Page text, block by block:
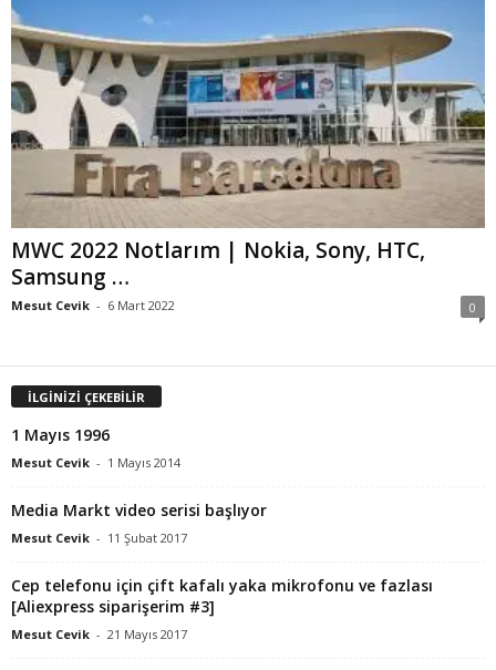
MWC 2022 Notlarım | Nokia, Sony, HTC,
Samsung …
Mesut Cevik - 6 Mart 2022 0
İLGİNİZİ ÇEKEBİLİR
1 Mayıs 1996
Mesut Cevik - 1 Mayıs 2014
Media Markt video serisi başlıyor
Mesut Cevik - 11 Şubat 2017
Cep telefonu için çift kafalı yaka mikrofonu ve fazlası
[Aliexpress siparişerim #3]
Mesut Cevik - 21 Mayıs 2017